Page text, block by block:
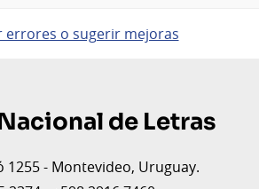
errores o sugerir mejoras
de Letras
1255 - Montevideo, Uruguay.